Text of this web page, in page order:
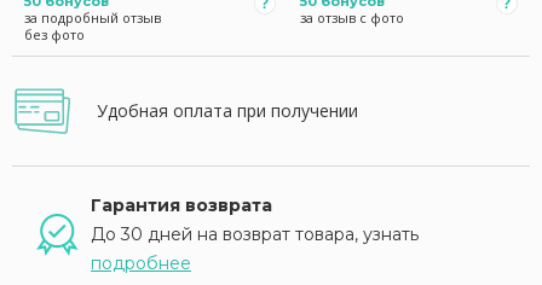
за подробный отзыв
без фото
за отзыв с фото
Удобная оплата при получении
Гарантия возврата
До 30 дней на возврат товара, узнать
подробнее